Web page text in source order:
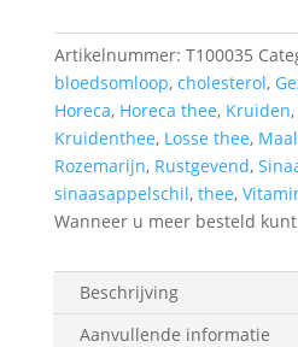
Artikelnummer: T100035
bloedsomloop, cholesterol,
Horeca, Horeca thee, Kruiden,
Kruidenthee, Losse thee,
Rozemarijn, Rustgevend,
sinaasappelschil, thee,
Wanneer u meer besteld
Beschrijving
Aanvullende informatie